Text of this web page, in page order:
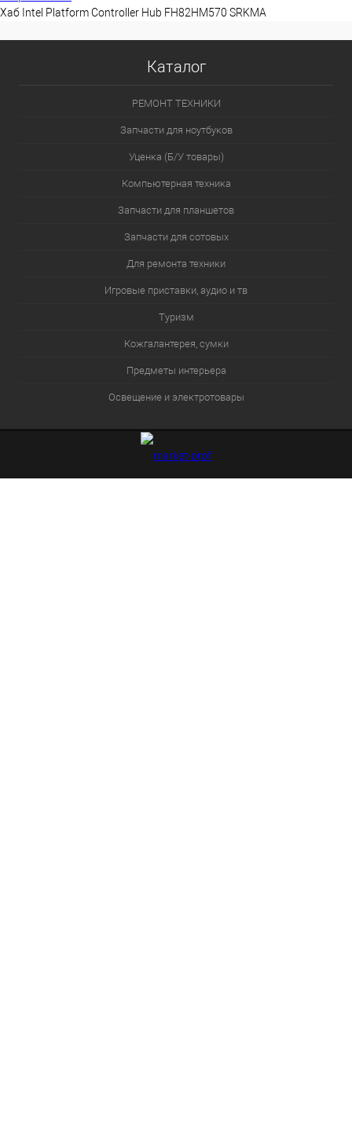
Хаб Intel Platform Controller Hub FH82HM570 SRKMA
Каталог
РЕМОНТ ТЕХНИКИ
Запчасти для ноутбуков
Уценка (Б/У товары)
Компьютерная техника
Запчасти для планшетов
Запчасти для сотовых
Для ремонта техники
Игровые приставки, аудио и тв
Туризм
Кожгалантерея, сумки
Предметы интерьера
Освещение и электротовары